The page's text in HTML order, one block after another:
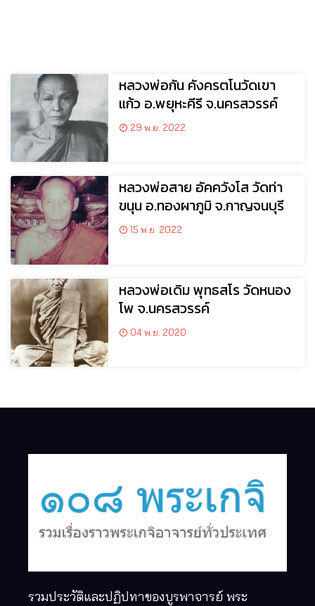
หลวงพ่อกัน คังครตโนวัดเขา
แก้ว อ.พยุหะคีรี จ.นครสวรรค์
29 พ.ย. 2022
หลวงพ่อสาย อัคควังโส วัดท่า
ขนุน อ.ทองผาภูมิ จ.กาญจนบุรี
15 พ.ย. 2022
หลวงพ่อเดิม พุทธสโร วัดหนอง
โพ จ.นครสวรรค์
04 พ.ย. 2020
รวมประวัติและปฏิปทาของบูรพาจารย์ พระ